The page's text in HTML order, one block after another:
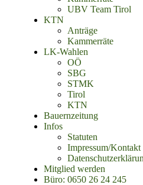
UBV Team Tirol
KTN
Anträge
Kammerräte
LK-Wahlen
OÖ
SBG
STMK
Tirol
KTN
Bauernzeitung
Infos
Statuten
Impressum/Kontakt
Mitglied werden
Büro: 0650 26 24 245